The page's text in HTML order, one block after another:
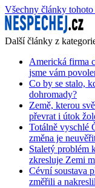
Všechny články
Další články z
Americká firma
jsme vám
Co by se stalo,
dohromady?
Země, kterou
převrat i útok
Totálně vyschlé
změna je
Staletý problém
zkresluje Zemi
Cévní soustava
změřili a